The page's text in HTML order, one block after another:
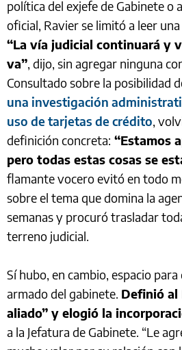
política del exjefe de Gabinete o
oficial, Ravier se limitó a leer
“La vía judicial continuará y
va”, dijo, sin agregar ninguna
Consultado sobre la posibilidad
una investigación
uso de tarjetas de crédito,
definición concreta: “Estamos
pero todas estas cosas se
flamante vocero evitó en todo
sobre el tema que domina la
semanas y procuró trasladar
terreno judicial.
Sí hubo, en cambio, espacio
armado del gabinete. Definió al
aliado” y elogió la
a la Jefatura de Gabinete. “Le